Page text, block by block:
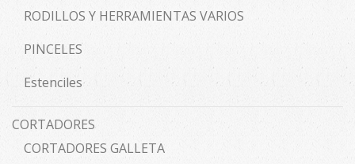
RODILLOS Y HERRAMIENTAS VARIOS
PINCELES
Estenciles
CORTADORES
CORTADORES GALLETA